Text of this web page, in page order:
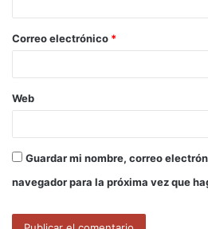
*
Correo electrónico *
Web
Guardar mi nombre, correo
navegador para la próxima vez que